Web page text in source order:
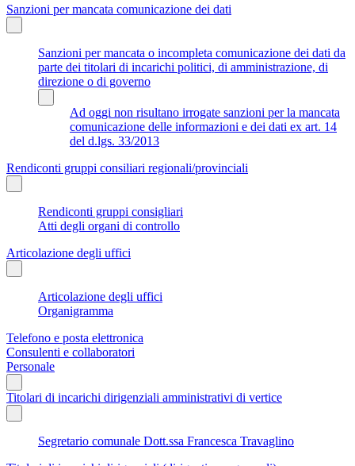
Sanzioni per mancata comunicazione dei dati
Sanzioni per mancata o incompleta comunicazione dei dati da
parte dei titolari di incarichi politici, di amministrazione, di
direzione o di governo
Ad oggi non risultano irrogate sanzioni per la mancata
comunicazione delle informazioni e dei dati ex art. 14
del d.lgs. 33/2013
Rendiconti gruppi consiliari regionali/provinciali
Rendiconti gruppi consigliari
Atti degli organi di controllo
Articolazione degli uffici
Articolazione degli uffici
Organigramma
Telefono e posta elettronica
Consulenti e collaboratori
Personale
Titolari di incarichi dirigenziali amministrativi di vertice
Segretario comunale Dott.ssa Francesca Travaglino